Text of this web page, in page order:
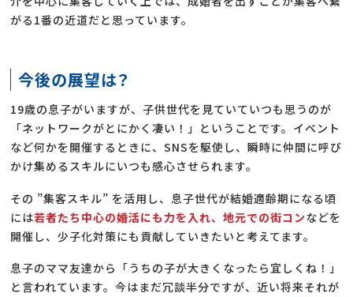
がる1番の近道だと思っています。
今後の展望は？
19歳の息子がいますが、子供世代を見ていていつも思うのが
「ネットワークがとにかく凄い！」ということです。イベント
など何かを開催するときに、SNSを駆使し、瞬時に仲間に呼び
かけ集めるスキルにいつも感心させられます。
その ”集客スキル” を活用し、息子世代が結婚適齢期になる頃
には若者たち中心の婚活にも力を入れ、地元での街コンなどを
開催し、少子化対策にも貢献していきたいと考えてます。
息子のママ友達から「うちの子が大きくなったら宜しくね！」
と言われています。今はまだ冗談半分ですが、近い将来それが